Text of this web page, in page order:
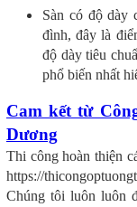
Sàn có độ dày
đình, đây là
độ dày tiêu
phổ biến nhất
Cam kết từ
Dương
Thi công hoàn thiện
https://
Chúng tôi luôn luôn